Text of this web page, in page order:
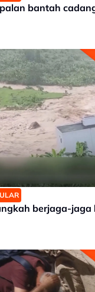
bantah
berjaga-